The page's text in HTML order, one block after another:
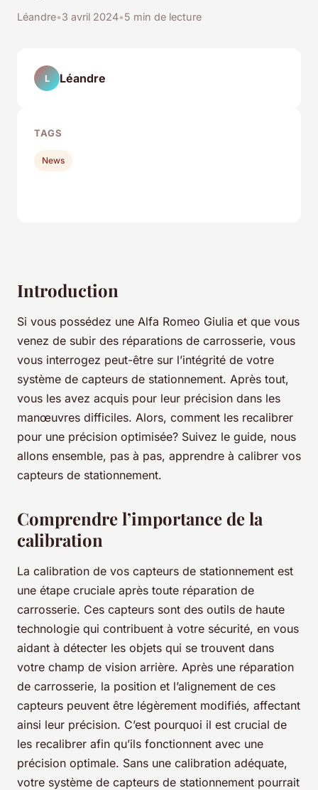
Léandre•3 avril 2024•5 min de lecture
Introduction
Si vous possédez une Alfa Romeo Giulia et que vous
venez de subir des réparations de carrosserie, vous
vous interrogez peut-être sur l’intégrité de votre
système de capteurs de stationnement. Après tout,
vous les avez acquis pour leur précision dans les
manœuvres difficiles. Alors, comment les recalibrer
pour une précision optimisée? Suivez le guide, nous
allons ensemble, pas à pas, apprendre à calibrer vos
capteurs de stationnement.
Comprendre l’importance de la
calibration
La calibration de vos capteurs de stationnement est
une étape cruciale après toute réparation de
carrosserie. Ces capteurs sont des outils de haute
technologie qui contribuent à votre sécurité, en vous
aidant à détecter les objets qui se trouvent dans
votre champ de vision arrière. Après une réparation
de carrosserie, la position et l’alignement de ces
capteurs peuvent être légèrement modifiés, affectant
ainsi leur précision. C’est pourquoi il est crucial de
les recalibrer afin qu’ils fonctionnent avec une
précision optimale. Sans une calibration adéquate,
votre système de capteurs de stationnement pourrait
L Léandre
TAGS
News